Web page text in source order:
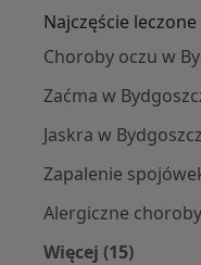
Najczęście
Choroby oczu w
Zaćma w
Jaskra w
Zapalenie
Alergiczne
Więcej (15)